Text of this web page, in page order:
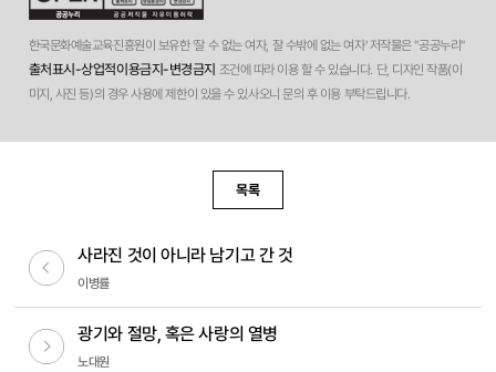
한국문화예술교육진흥원이 보유한 '잘 수 없는 여자, 잘 수밖에 없는 여자' 저작물은 "공공누리"
출처표시-상업적이용금지-변경금지 조건에 따라 이용 할 수 있습니다. 단, 디자인 작품(이
미지, 사진 등)의 경우 사용에 제한이 있을 수 있사오니 문의 후 이용 부탁드립니다.
목록
이전글
사라진 것이 아니라 남기고 간 것
이병률
다음글
광기와 절망, 혹은 사랑의 열병
노대원